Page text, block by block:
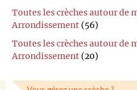
Toutes les crèches autour de
Arrondissement (56)
Toutes les crèches autour de
Arrondissement (20)